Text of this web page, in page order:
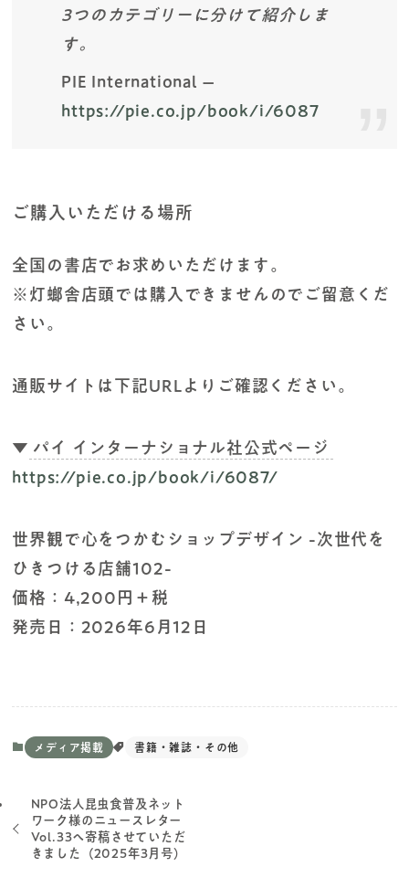
3つのカテゴリーに分けて紹介しま
す。
PIE International –
https://pie.co.jp/book/i/6087
ご購入いただける場所
全国の書店でお求めいただけます。
※灯螂舎店頭では購入できませんのでご留意くだ
さい。
通販サイトは下記URLよりご確認ください。
▼ パイ インターナショナル社公式ページ
https://pie.co.jp/book/i/6087/
世界観で心をつかむショップデザイン -次世代を
ひきつける店舗102-
価格：4,200円＋税
発売日：2026年6月12日
メディア掲載 書籍・雑誌・その他
NPO法人昆虫食普及ネット
ワーク様のニュースレター
Vol.33へ寄稿させていただ
きました（2025年3月号）